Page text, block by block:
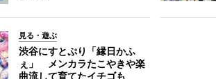
見る・遊ぶ
渋谷にすとぷり「縁日かふ
ぇ」 メンカラたこやきや楽
曲流して育てたイチゴも